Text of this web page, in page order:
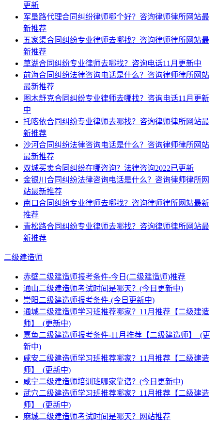
更新
军垦路代理合同纠纷律师哪个好？咨询律师律所网站最
新推荐
五家渠合同纠纷专业律师去哪找？咨询律师律所网站最
新推荐
草湖合同纠纷专业律师去哪找？咨询电话11月更新中
前海合同纠纷法律咨询电话是什么？咨询律师律所网站
最新推荐
图木舒克合同纠纷专业律师去哪找？咨询电话11月更新
中
托喀依合同纠纷专业律师去哪找？咨询律师律所网站最
新推荐
沙河合同纠纷法律咨询电话是什么？咨询律师律所网站
最新推荐
双城买卖合同纠纷在哪咨询？法律咨询2022已更新
金银川合同纠纷法律咨询电话是什么？咨询律师律所网
站最新推荐
南口合同纠纷专业律师去哪找？咨询律师律所网站最新
推荐
青松路合同纠纷专业律师去哪找？咨询律师律所网站最
新推荐
二级建造师
赤壁二级建造师报考条件-今日(二级建造师)推荐
通山二级建造师考试时间是哪天？(今日更新中)
崇阳二级建造师报考条件-(今日更新中)
通城二级建造师学习班推荐哪家？11月推荐【二级建造
师】_(更新中)
嘉鱼二级建造师报考条件-11月推荐【二级建造师】_(更
新中)
咸安二级建造师学习班推荐哪家？11月推荐【二级建造
师】_(更新中)
咸宁二级建造师培训班哪家靠谱？(今日更新中)
武穴二级建造师学习班推荐哪家？11月推荐【二级建造
师】_(更新中)
麻城二级建造师考试时间是哪天？网站推荐